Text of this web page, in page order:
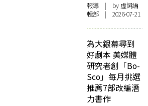
報導 | by 虛詞編
輯部 | 2026-07-21
為大銀幕尋到
好劇本 美媒體
研究者創「Bo-
Sco」每月挑選
推薦7部改編潛
力書作